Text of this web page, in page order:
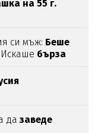
на 55 г.
си мъж: Беше
Искаше бърза
да заведе